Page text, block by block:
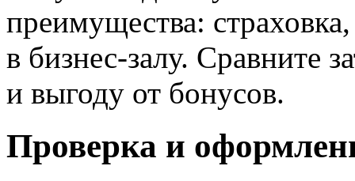
преимущества:
в бизнес-залу. Сравните
и выгоду от бонусов.
Проверка и